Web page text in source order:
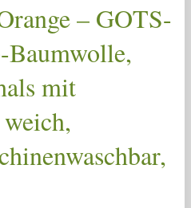
– GOTS-
mit